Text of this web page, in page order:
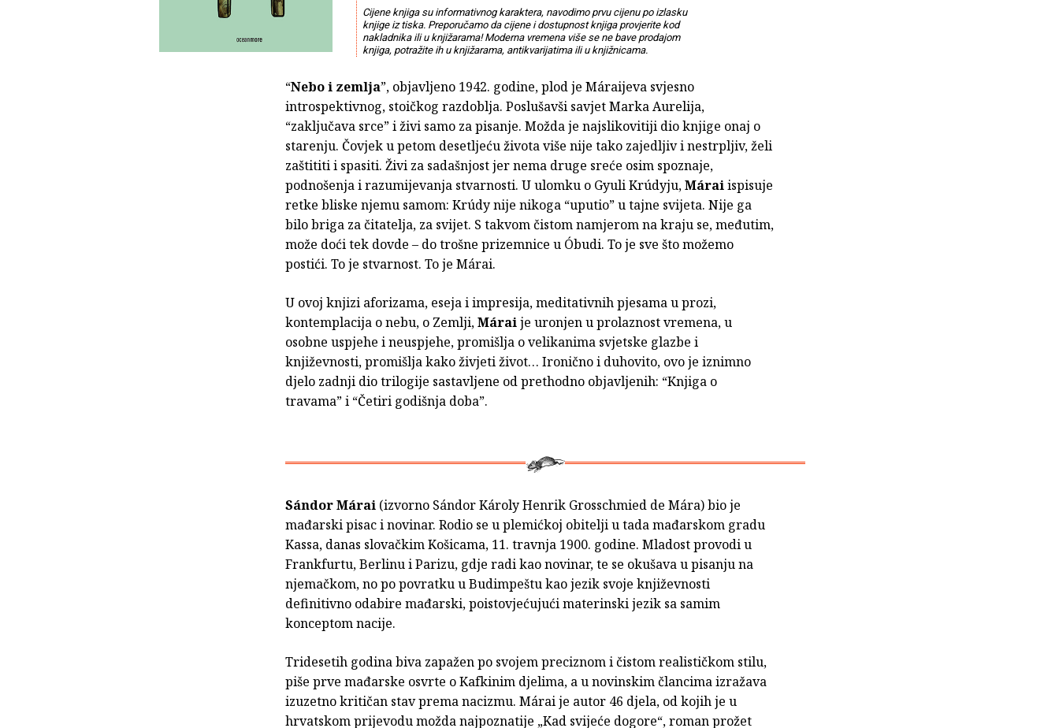
Cijene knjiga su informativnog karaktera, navodimo prvu cijenu po izlasku
knjige iz tiska. Preporučamo da cijene i dostupnost knjiga provjerite kod
nakladnika ili u knjižarama! Moderna vremena više se ne bave prodajom
knjiga, potražite ih u knjižarama, antikvarijatima ili u knjižnicama.
“Nebo i zemlja”, objavljeno 1942. godine, plod je Máraijeva svjesno
introspektivnog, stoičkog razdoblja. Poslušavši savjet Marka Aurelija,
“zaključava srce” i živi samo za pisanje. Možda je najslikovitiji dio knjige onaj o
starenju. Čovjek u petom desetljeću života više nije tako zajedljiv i nestrpljiv, želi
zaštititi i spasiti. Živi za sadašnjost jer nema druge sreće osim spoznaje,
podnošenja i razumijevanja stvarnosti. U ulomku o Gyuli Krúdyju,Máraiispisuje
retke bliske njemu samom: Krúdy nije nikoga “uputio” u tajne svijeta. Nije ga
bilo briga za čitatelja, za svijet. S takvom čistom namjerom na kraju se, međutim,
može doći tek dovde – do trošne prizemnice u Óbudi. To je sve što možemo
postići. To je stvarnost. To je Márai.
U ovoj knjizi aforizama, eseja i impresija, meditativnih pjesama u prozi,
kontemplacija o nebu, o Zemlji,Máraije uronjen u prolaznost vremena, u
osobne uspjehe i neuspjehe, promišlja o velikanima svjetske glazbe i
književnosti, promišlja kako živjeti život… Ironično i duhovito, ovo je iznimno
djelo zadnji dio trilogije sastavljene od prethodno objavljenih: “Knjiga o
travama” i “Četiri godišnja doba”.
Sándor Márai (izvorno Sándor Károly Henrik Grosschmied de Mára) bio je
mađarski pisac i novinar. Rodio se u plemićkoj obitelji u tada mađarskom gradu
Kassa, danas slovačkim Košicama, 11. travnja 1900. godine. Mladost provodi u
Frankfurtu, Berlinu i Parizu, gdje radi kao novinar, te se okušava u pisanju na
njemačkom, no po povratku u Budimpeštu kao jezik svoje književnosti
definitivno odabire mađarski, poistovjećujući materinski jezik sa samim
konceptom nacije.
Tridesetih godina biva zapažen po svojem preciznom i čistom realističkom stilu,
piše prve mađarske osvrte o Kafkinim djelima, a u novinskim člancima izražava
izuzetno kritičan stav prema nacizmu. Márai je autor 46 djela, od kojih je u
hrvatskom prijevodu možda najpoznatije „Kad svijeće dogore“, roman prožet